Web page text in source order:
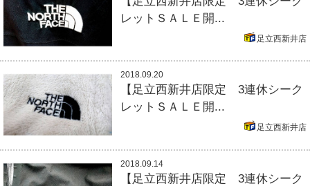
レットＳＡＬＥ開...
足立西新井店
2018.09.20
【足立西新井店限定 3連休シーク
レットＳＡＬＥ開...
足立西新井店
2018.09.14
【足立西新井店限定 3連休シーク